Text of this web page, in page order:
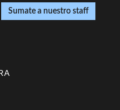
Sumate a nuestro staff